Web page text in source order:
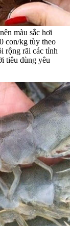
màu sắc hơi
con/kg tùy theo
rộng rãi các tỉnh
tiêu dùng yêu